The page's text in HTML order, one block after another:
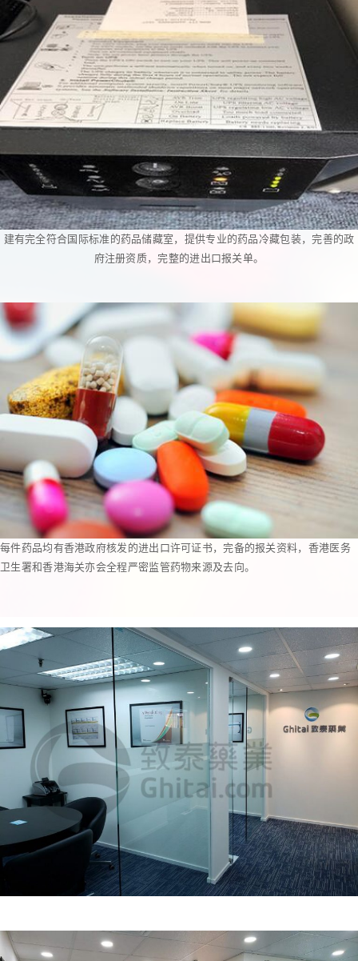
建有完全符合国际标准的药品储藏室，提供专业的药品冷藏包装，完善的政
府注册资质，完整的进出口报关单。
每件药品均有香港政府核发的进出口许可证书，完备的报关资料，香港医务
卫生署和香港海关亦会全程严密监管药物来源及去向。